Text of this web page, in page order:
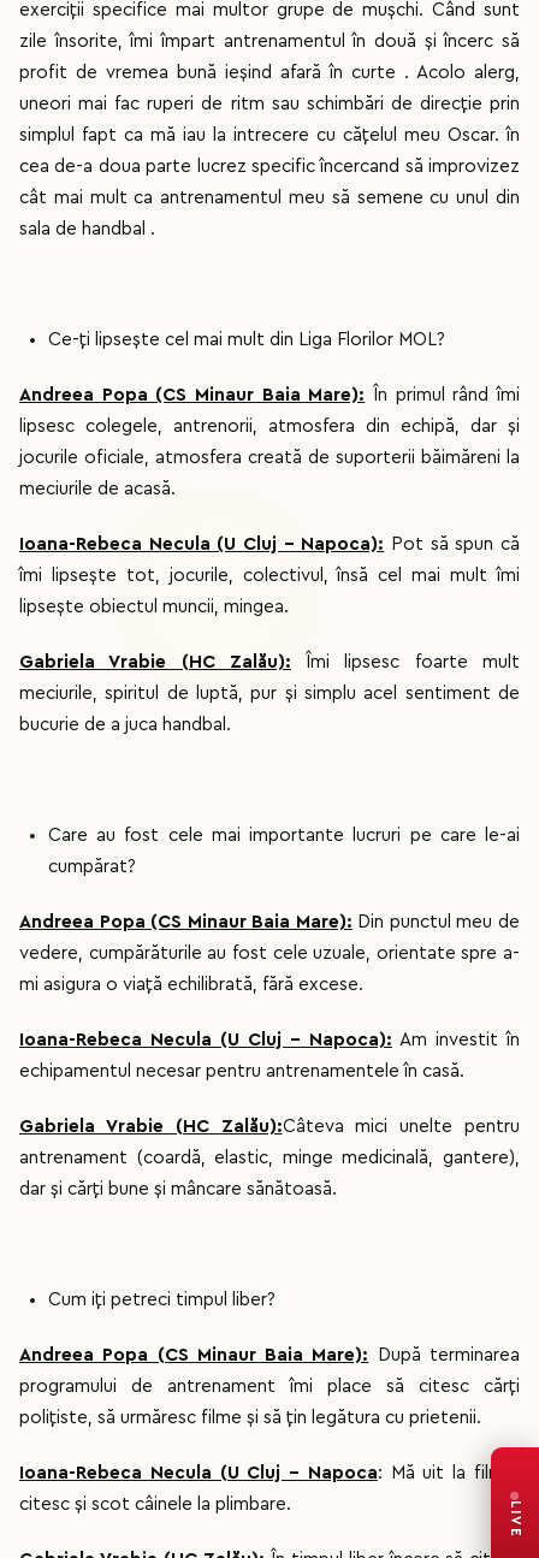
exerciții specifice mai multor grupe de mușchi. Când sunt
zile însorite, îmi împart antrenamentul în două și încerc să
profit de vremea bună ieșind afară în curte . Acolo alerg,
uneori mai fac ruperi de ritm sau schimbări de direcție prin
simplul fapt ca mă iau la intrecere cu cățelul meu Oscar. în
cea de-a doua parte lucrez specific încercand să improvizez
cât mai mult ca antrenamentul meu să semene cu unul din
sala de handbal .
Ce-ți lipsește cel mai mult din Liga Florilor MOL?
Andreea Popa (CS Minaur Baia Mare): În primul rând îmi
lipsesc colegele, antrenorii, atmosfera din echipă, dar și
jocurile oficiale, atmosfera creată de suporterii băimăreni la
meciurile de acasă.
Ioana-Rebeca Necula (U Cluj - Napoca): Pot să spun că
îmi lipsește tot, jocurile, colectivul, însă cel mai mult îmi
lipsește obiectul muncii, mingea.
Gabriela Vrabie (HC Zalău): Îmi lipsesc foarte mult
meciurile, spiritul de luptă, pur și simplu acel sentiment de
bucurie de a juca handbal.
Care au fost cele mai importante lucruri pe care le-ai
cumpărat?
Andreea Popa (CS Minaur Baia Mare): Din punctul meu de
vedere, cumpărăturile au fost cele uzuale, orientate spre a-
mi asigura o viață echilibrată, fără excese.
Ioana-Rebeca Necula (U Cluj - Napoca): Am investit în
echipamentul necesar pentru antrenamentele în casă.
Gabriela Vrabie (HC Zalău):Câteva mici unelte pentru
antrenament (coardă, elastic, minge medicinală, gantere),
dar și cărți bune și mâncare sănătoasă.
Cum iți petreci timpul liber?
Andreea Popa (CS Minaur Baia Mare): După terminarea
programului de antrenament îmi place să citesc cărți
polițiste, să urmăresc filme și să țin legătura cu prietenii.
Ioana-Rebeca Necula (U Cluj - Napoca: Mă uit la filme,
citesc și scot câinele la plimbare.
LIVE